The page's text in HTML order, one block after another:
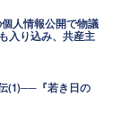
人情報公開で物議
入り込み、共産主
(1)──『若き日の